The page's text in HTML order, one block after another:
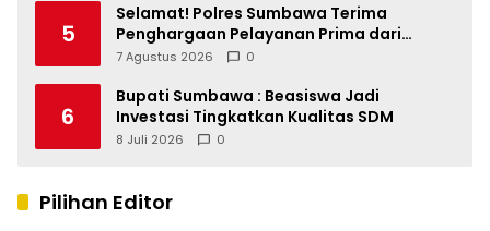
5
Selamat! Polres Sumbawa Terima
Penghargaan Pelayanan Prima dari
Kapolri
7 Agustus 2026 0
6
Bupati Sumbawa : Beasiswa Jadi
Investasi Tingkatkan Kualitas SDM
8 Juli 2026 0
Pilihan Editor